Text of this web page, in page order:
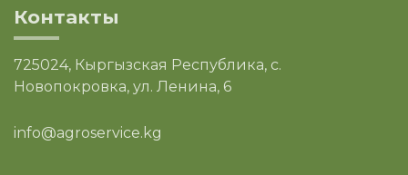
Контакты
725024, Кыргызская Республика, с.
Новопокровка, ул. Ленина, 6
info@agroservice.kg